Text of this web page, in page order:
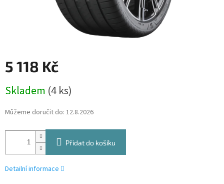
5 118 Kč
cena:
Skladem (4 ks)
Můžeme doručit do: 12.8.2026
Přidat do košíku
Detailní informace